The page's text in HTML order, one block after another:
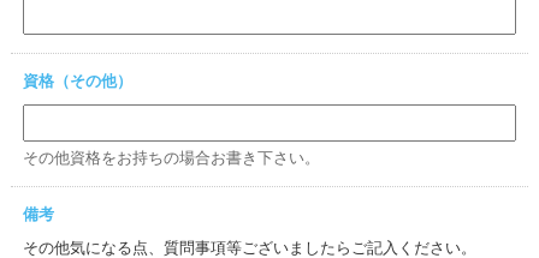
資格（その他）
その他資格をお持ちの場合お書き下さい。
備考
その他気になる点、質問事項等ございましたらご記入ください。